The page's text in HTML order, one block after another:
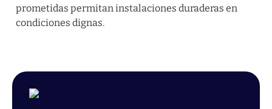
prometidas permitan instalaciones duraderas en
condiciones dignas.